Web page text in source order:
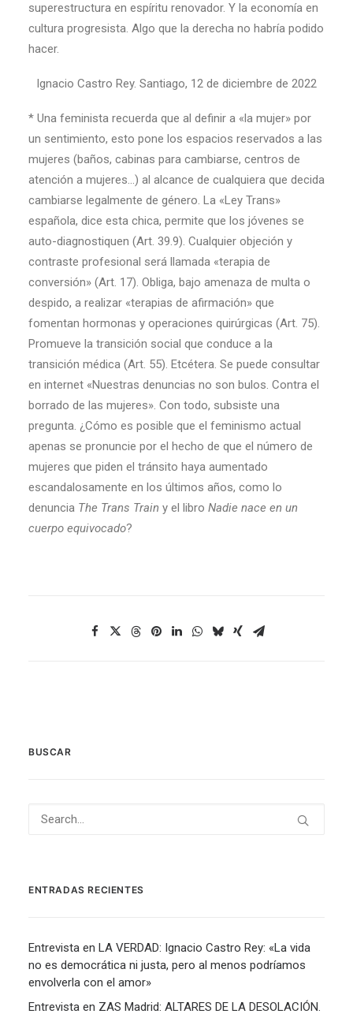
superestructura en espíritu renovador. Y la economía en
cultura progresista. Algo que la derecha no habría podido
hacer.
Ignacio Castro Rey. Santiago, 12 de diciembre de 2022
* Una feminista recuerda que al definir a «la mujer» por
un sentimiento, esto pone los espacios reservados a las
mujeres (baños, cabinas para cambiarse, centros de
atención a mujeres…) al alcance de cualquiera que decida
cambiarse legalmente de género. La «Ley Trans»
española, dice esta chica, permite que los jóvenes se
auto-diagnostiquen (Art. 39.9). Cualquier objeción y
contraste profesional será llamada «terapia de
conversión» (Art. 17). Obliga, bajo amenaza de multa o
despido, a realizar «terapias de afirmación» que
fomentan hormonas y operaciones quirúrgicas (Art. 75).
Promueve la transición social que conduce a la
transición médica (Art. 55). Etcétera. Se puede consultar
en internet «Nuestras denuncias no son bulos. Contra el
borrado de las mujeres». Con todo, subsiste una
pregunta. ¿Cómo es posible que el feminismo actual
apenas se pronuncie por el hecho de que el número de
mujeres que piden el tránsito haya aumentado
escandalosamente en los últimos años, como lo
denuncia The Trans Train y el libro Nadie nace en un
cuerpo equivocado?
BUSCAR
ENTRADAS RECIENTES
Entrevista en LA VERDAD: Ignacio Castro Rey: «La vida
no es democrática ni justa, pero al menos podríamos
envolverla con el amor»
Entrevista en ZAS Madrid: ALTARES DE LA DESOLACIÓN.